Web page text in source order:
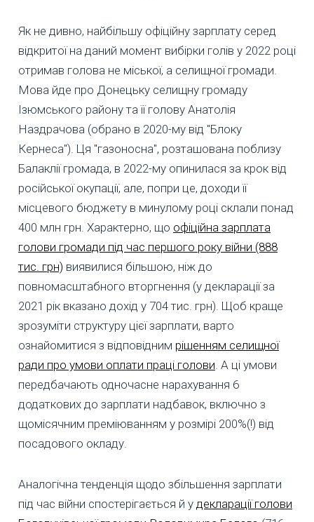
Як не дивно, найбільшу офіційну зарплату серед
відкритої на даний момент вибірки голів у 2022 році
отримав голова не міської, а селищної громади.
Мова йде про Донецьку селищну громаду
Ізюмського району та її голову Анатолія
Наздрачова (обрано в 2020-му від "Блоку
Кернеса"). Ця "газоносна", розташована поблизу
Балаклії громада, в 2022-му опинилася за крок від
російської окупації, але, попри це, доходи її
місцевого бюджету в минулому році склали понад
400 млн грн. Характерно, що офіційна зарплата
голови громади під час першого року війни (888
тис. грн) виявилися більшою, ніж до
повномасштабного вторгнення (у декларації за
2021 рік вказано дохід у 704 тис. грн). Щоб краще
зрозуміти структуру цієї зарплати, варто
ознайомитися з відповідним рішенням селищної
ради про умови оплати праці голови . А ці умови
передбачають одночасне нарахування 6
додаткових до зарплати надбавок, включно з
щомісячним преміюванням у розмірі 200%(!) від
посадового окладу.
Аналогічна тенденція щодо збільшення зарплати
під час війни спостерігається й у декларації голови